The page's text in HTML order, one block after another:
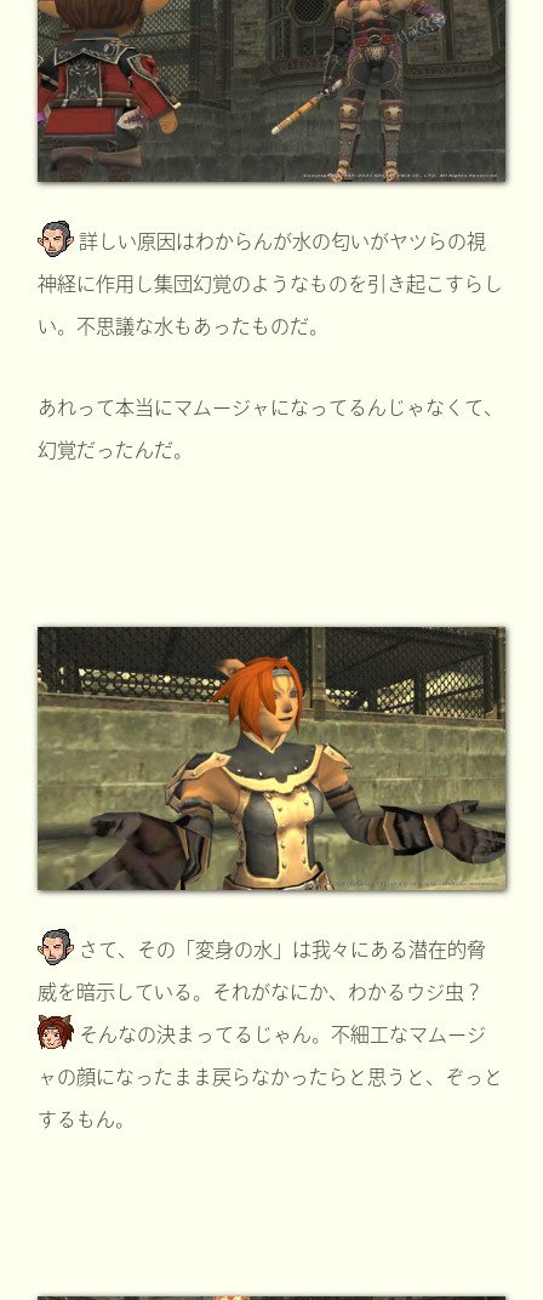
詳しい原因はわからんが水の匂いがヤツらの視
神経に作用し集団幻覚のようなものを引き起こすらし
い。不思議な水もあったものだ。
あれって本当にマムージャになってるんじゃなくて、
幻覚だったんだ。
さて、その「変身の水」は我々にある潜在的脅
威を暗示している。それがなにか、わかるウジ虫？
そんなの決まってるじゃん。不細工なマムージ
ャの顔になったまま戻らなかったらと思うと、ぞっと
するもん。